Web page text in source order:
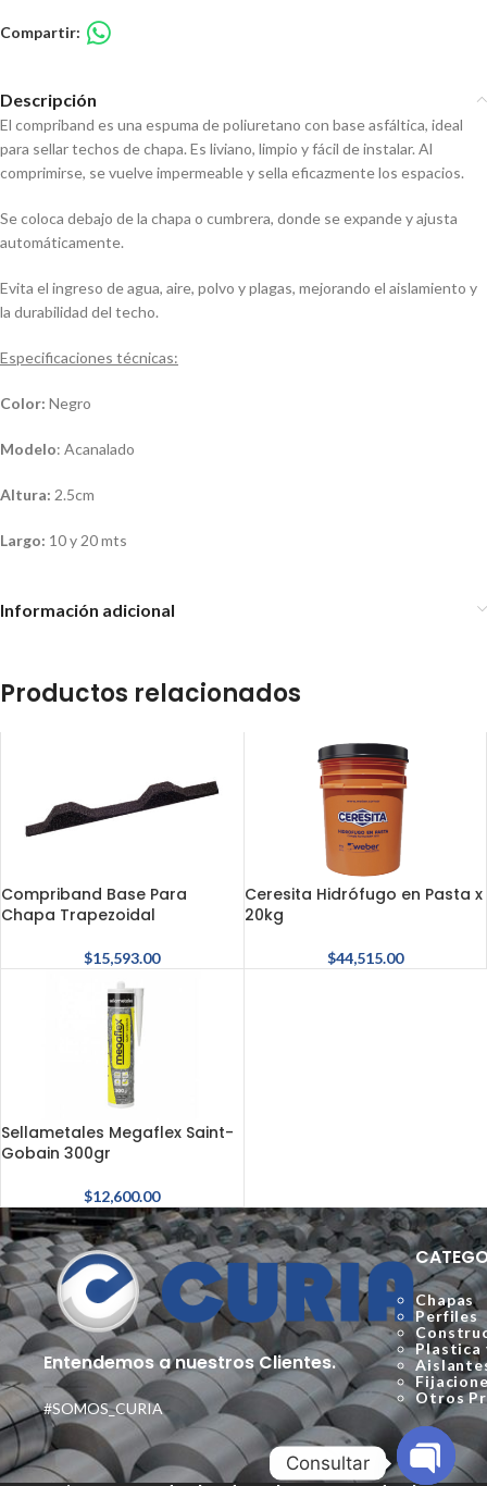
Compartir:
Descripción
El compriband es una espuma de poliuretano con base asfáltica, ideal
para sellar techos de chapa. Es liviano, limpio y fácil de instalar. Al
comprimirse, se vuelve impermeable y sella eficazmente los espacios.
Se coloca debajo de la chapa o cumbrera, donde se expande y ajusta
automáticamente.
Evita el ingreso de agua, aire, polvo y plagas, mejorando el aislamiento y
la durabilidad del techo.
Especificaciones técnicas:
Color: Negro
Modelo: Acanalado
Altura: 2.5cm
Largo: 10 y 20 mts
Información adicional
Productos relacionados
Compriband Base Para
Chapa Trapezoidal
$15,593.00
Ceresita Hidrófugo en Pasta x
20kg
$44,515.00
Sellametales Megaflex Saint-
Gobain 300gr
$12,600.00
Entendemos a nuestros Clientes.
#SOMOS_CURIA
Chapas
Perfiles
Plastica
Otros
Consultar